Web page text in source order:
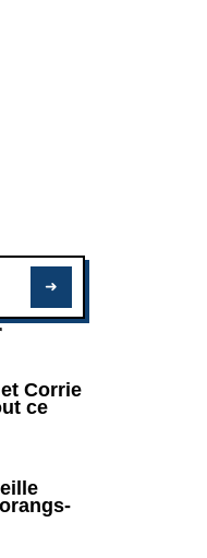
Corrie
ce